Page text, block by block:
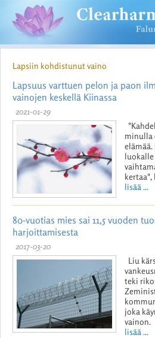
Lapsiin kohdistunut vaino
Lapsuus varttuen pelon ja paon
vainojen keskellä Kiinassa
2021-01-29
minulla
lisää ...
80-vuotias mies sai 11,5 vuoden
harjoittamisesta
2017-03-20
Liu
teki
joka
vainon.
lisää ...